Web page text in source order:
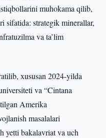
muhokama qilib,
sifatida: strategik minerallar,
va ta’lim
xususan 2024-yilda
va “Cintana
Amerika
masalalari
yetti bakalavriat va uch